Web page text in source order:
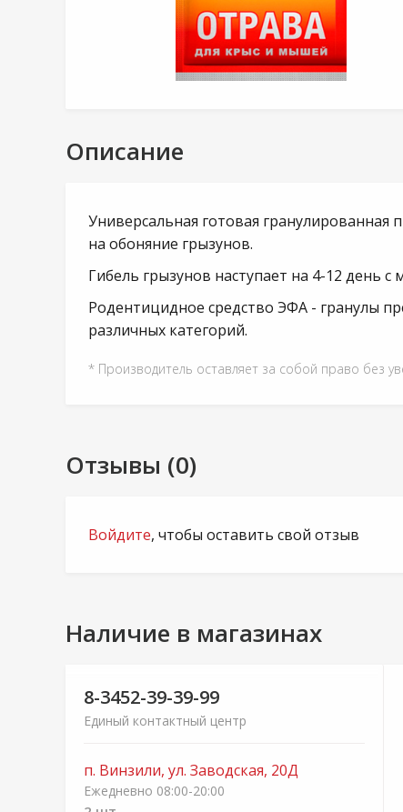
Описание
Универсальная готовая
на обоняние грызунов.
Гибель грызунов наступает на 4-12 день
Родентицидное средство ЭФА - гранулы
различных категорий.
* Производитель оставляет за собой право без
Отзывы (0)
Войдите, чтобы оставить свой отзыв
Наличие в магазинах
8-3452-39-39-99
Единый контактный центр
п. Винзили, ул. Заводская, 20Д
Ежедневно 08:00-20:00